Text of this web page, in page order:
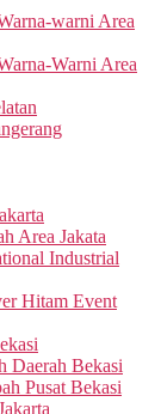
warni Area
Warni Area
Area Jakata
Industrial
Hitam Event
Daerah Bekasi
Pusat Bekasi